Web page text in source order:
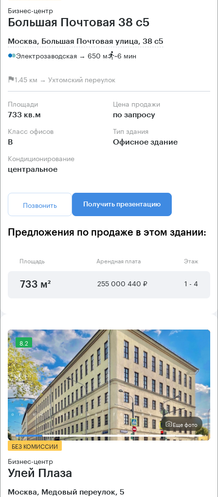
Бизнес-центр
Большая Почтовая 38 с5
Москва, Большая Почтовая улица, 38 с5
Электрозаводская → 650 м ~6 мин
1.45 км → Ухтомский переулок
Площади
733 кв.м
Цена продажи
по запросу
Класс офисов
B
Тип здания
Офисное здание
Кондиционирование
центральное
Позвонить Получить презентацию
Предложения по продаже в этом здании:
Площадь Арендная плата Этаж
733 м² 255 000 440 ₽ 1 - 4
8.2
Еще фото
БЕЗ КОМИССИИ
Бизнес-центр
Улей Плаза
Москва, Медовый переулок, 5